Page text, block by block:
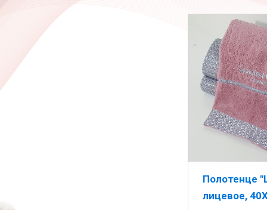
Полотенце
лицевое,